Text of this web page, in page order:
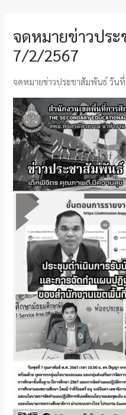
จดหมายข่าวปร
7/2/2567
จดหมายข่าวประชาสัมพันธ์ วัน